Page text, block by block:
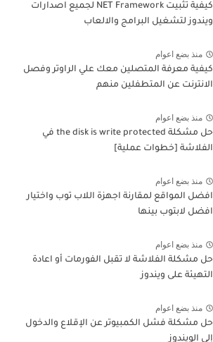
كيفية تثبيت NET Framework لجميع اصدارات
ويندوز لتشغيل البرامج والالعاب
منذ بضع اعوام
كيفية معرفة المتصلين معك علي الراوتر وفصل
الانترنت عن المتطفلين منهم
منذ بضع اعوام
حل مشكلة the disk is write protected في
الفلاشة [خطوات عملية]
منذ بضع اعوام
افضل المواقع لمقارنة اجهزة اللاب توب واختيار
افضل لابتوب بينها
منذ بضع اعوام
حل مشكلة الفلاشة لا تقبل الفورمات أو اعادة
التهيئة على ويندوز
منذ بضع اعوام
حل مشكلة فشل الكمبيوتر عن الإقلاع والدخول
إلي الويندوز